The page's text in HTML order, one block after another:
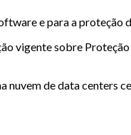
e para a proteção
vigente sobre
nuvem de data centers